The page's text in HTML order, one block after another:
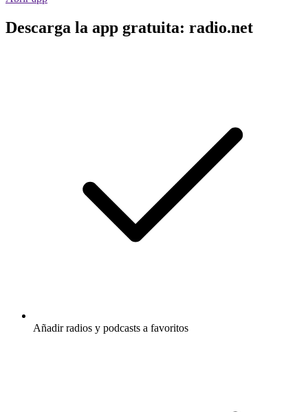
Descarga la app gratuita: radio.net
Añadir radios y podcasts a favoritos